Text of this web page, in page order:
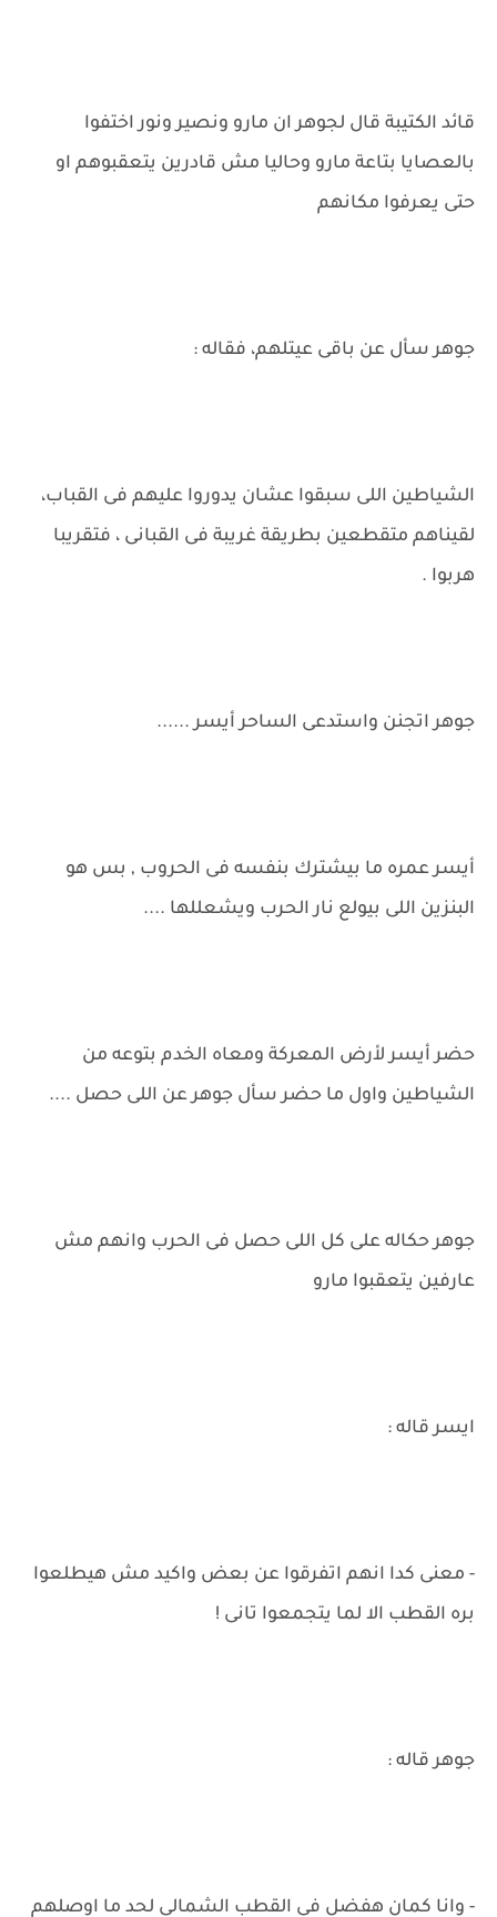
قائد الكتيبة قال لجوهر ان مارو ونصير ونور اختفوا
بالعصايا بتاعة مارو وحاليا مش قادرين يتعقبوهم او
حتى يعرفوا مكانهم
جوهر سأل عن باقى عيتلهم، فقاله :
الشياطين اللى سبقوا عشان يدوروا عليهم فى القباب،
لقيناهم متقطعين بطريقة غريبة فى القبانى ، فتقريبا
هربوا .
جوهر اتجنن واستدعى الساحر أيسر ......
أيسر عمره ما بيشترك بنفسه فى الحروب , بس هو
البنزين اللى بيولع نار الحرب ويشعللها ....
حضر أيسر لأرض المعركة ومعاه الخدم بتوعه من
الشياطين واول ما حضر سأل جوهر عن اللى حصل ....
جوهر حكاله على كل اللى حصل فى الحرب وانهم مش
عارفين يتعقبوا مارو
ايسر قاله :
- معنى كدا انهم اتفرقوا عن بعض واكيد مش هيطلعوا
بره القطب الا لما يتجمعوا تانى !
جوهر قاله :
- وانا كمان هفضل فى القطب الشمالى لحد ما اوصلهم